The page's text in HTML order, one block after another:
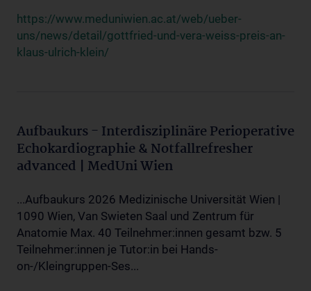
https://www.meduniwien.ac.at/web/ueber-
uns/news/detail/gottfried-und-vera-weiss-preis-an-
klaus-ulrich-klein/
Aufbaukurs - Interdisziplinäre Perioperative
Echokardiographie & Notfallrefresher
advanced | MedUni Wien
...Aufbaukurs 2026 Medizinische Universität Wien |
1090 Wien, Van Swieten Saal und Zentrum für
Anatomie Max. 40 Teilnehmer:innen gesamt bzw. 5
Teilnehmer:innen je Tutor:in bei Hands-
on-/Kleingruppen-Ses...